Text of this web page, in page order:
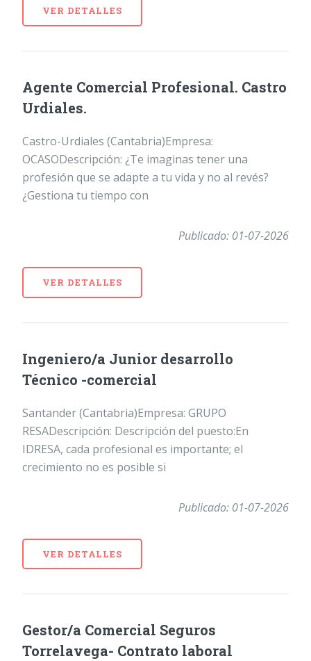
VER DETALLES
Agente Comercial Profesional. Castro
Urdiales.
Castro-Urdiales (Cantabria)Empresa:
OCASODescripción: ¿Te imaginas tener una
profesión que se adapte a tu vida y no al revés?
¿Gestiona tu tiempo con
Publicado: 01-07-2026
VER DETALLES
Ingeniero/a Junior desarrollo
Técnico -comercial
Santander (Cantabria)Empresa: GRUPO
RESADescripción: Descripción del puesto:En
IDRESA, cada profesional es importante; el
crecimiento no es posible si
Publicado: 01-07-2026
VER DETALLES
Gestor/a Comercial Seguros
Torrelavega- Contrato laboral